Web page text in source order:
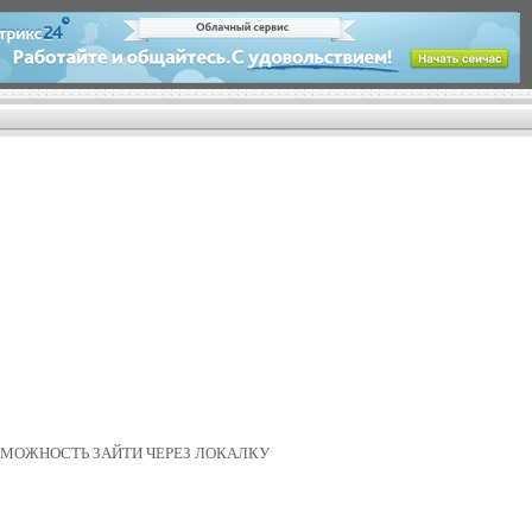
ВОЗМОЖНОСТЬ ЗАЙТИ ЧЕРЕЗ ЛОКАЛКУ